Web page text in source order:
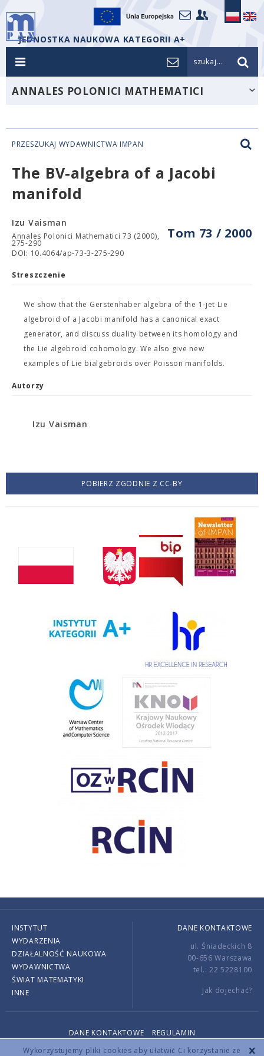
Wykorzystujemy pliki cookies aby ułatwić Ci korzystanie ze
JEDNOSTKA NAUKOWA KATEGORII A+
szukaj...
ANNALES POLONICI MATHEMATICI
PRZESZUKAJ WYDAWNICTWA IMPAN
The BV-algebra of a Jacobi
manifold
Tom 73 / 2000
Izu Vaisman
Annales Polonici Mathematici 73 (2000),
275-290
DOI: 10.4064/ap-73-3-275-290
Streszczenie
We show that the Gerstenhaber algebra of the 1-jet Lie
algebroid of a Jacobi manifold has a canonical exact
generator, and discuss duality between its homology and
the Lie algebroid cohomology. We also give new
examples of Lie bialgebroids over Poisson manifolds.
Autorzy
Izu Vaisman
POBIERZ ZGODNIE Z CC-BY
INSTYTUT
WYDARZENIA
DZIAŁALNOŚĆ NAUKOWA
WYDAWNICTWA
ŚWIAT MATEMATYKI
INNE
DANE KONTAKTOWE
ul. Śniadeckich 8
00-656 Warszawa
tel.: 22 5228100
Jak dojechać?
DANE KONTAKTOWE
REGULAMIN
Copyright © 2026 by IMPAN. All rights reserved.